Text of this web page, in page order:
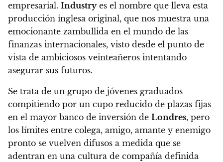
empresarial. Industryes el nombre que lleva esta
producción inglesa original, que nos muestra una
emocionante zambullida en el mundo de las
finanzas internacionales, visto desde el punto de
vista de ambiciosos veinteañeros intentando
asegurar sus futuros.
Se trata de un grupo de jóvenes graduados
compitiendo por un cupo reducido de plazas fijas
en el mayor banco de inversión de Londres, pero
los límites entre colega, amigo, amante y enemigo
pronto se vuelven difusos a medida que se
adentran en una cultura de compañía definida